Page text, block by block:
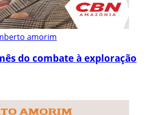
amorim
do combate à exploração